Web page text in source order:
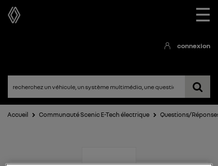
☰
connexion
Accueil Communauté Scenic E-Tech électrique Questions/